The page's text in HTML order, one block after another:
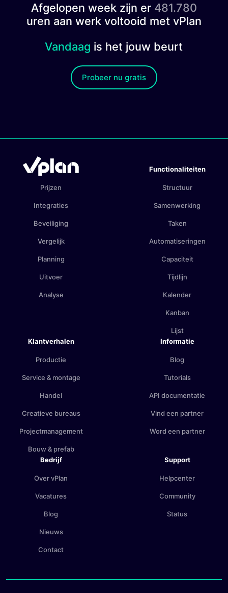
Afgelopen week zijn er 481.780
uren aan werk voltooid met vPlan
Vandaag is het jouw beurt
Probeer nu gratis
Prijzen
Integraties
Beveiliging
Vergelijk
Planning
Uitvoer
Analyse
Functionaliteiten
Structuur
Samenwerking
Taken
Automatiseringen
Capaciteit
Tijdlijn
Kalender
Kanban
Lijst
Klantverhalen
Productie
Service & montage
Handel
Creatieve bureaus
Projectmanagement
Bouw & prefab
Informatie
Blog
Tutorials
API documentatie
Vind een partner
Word een partner
Bedrijf
Over vPlan
Vacatures
Blog
Nieuws
Contact
Support
Helpcenter
Community
Status